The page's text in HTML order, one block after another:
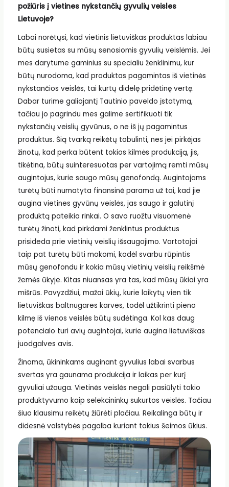
požiūris į vietines nykstančių gyvulių veisles
Lietuvoje?
Labai norėtųsi, kad vietinis lietuviškas produktas labiau
būtų susietas su mūsų senosiomis gyvulių veislėmis. Jei
mes darytume gaminius su specialiu ženklinimu, kur
būtų nurodoma, kad produktas pagamintas iš vietinės
nykstančios veislės, tai kurtų didelę pridėtinę vertę.
Dabar turime galiojantį Tautinio paveldo įstatymą,
tačiau jo pagrindu mes galime sertifikuoti tik
nykstančių veislių gyvūnus, o ne iš jų pagamintus
produktus. Šią tvarką reikėtų tobulinti, nes jei pirkėjas
žinotų, kad perka būtent tokios kilmės produkciją, jis,
tikėtina, būtų suinteresuotas per vartojimą remti mūsų
augintojus, kurie saugo mūsų genofondą. Augintojams
turėtų būti numatyta finansinė parama už tai, kad jie
augina vietines gyvūnų veislės, jas saugo ir galutinį
produktą pateikia rinkai. O savo ruožtu visuomenė
turėtų žinoti, kad pirkdami ženklintus produktus
prisideda prie vietinių veislių išsaugojimo. Vartotojai
taip pat turėtų būti mokomi, kodėl svarbu rūpintis
mūsų genofondu ir kokia mūsų vietinių veislių reikšmė
žemės ūkyje. Kitas niuansas yra tas, kad mūsų ūkiai yra
mišrūs. Pavyzdžiui, mažai ūkių, kurie laikytų vien tik
lietuviškas baltnugares karves, todėl užtikrinti pieno
kilmę iš vienos veislės būtų sudėtinga. Kol kas daug
potencialo turi avių augintojai, kurie augina lietuviškas
juodgalves avis.
Žinoma, ūkininkams auginant gyvulius labai svarbus
svertas yra gaunama produkcija ir laikas per kurį
gyvuliai užauga. Vietinės veislės negali pasiūlyti tokio
produktyvumo kaip selekcininkų sukurtos veislės. Tačiau
šiuo klausimu reikėtų žiūrėti plačiau. Reikalinga būtų ir
didesnė valstybės pagalba kuriant tokius šeimos ūkius.